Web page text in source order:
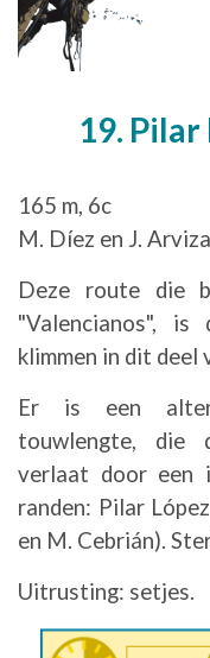
19. Pilar
165 m, 6c
M. Díez en J.
Deze route die
"Valencianos",
klimmen in dit deel
Er is een
touwlengte, die
verlaat door een
randen: Pilar
en M. Cebrián).
Uitrusting: setjes.
Afbeelding